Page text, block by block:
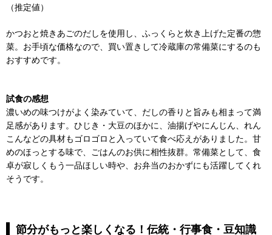
（推定値）
かつおと焼きあごのだしを使用し、ふっくらと炊き上げた定番の惣
菜。お手頃な価格なので、買い置きして冷蔵庫の常備菜にするのも
おすすめです。
試食の感想
濃いめの味つけがよく染みていて、だしの香りと旨みも相まって満
足感があります。ひじき・大豆のほかに、油揚げやにんじん、れん
こんなどの具材もゴロゴロと入っていて食べ応えがありました。甘
めのほっとする味で、ごはんのお供に相性抜群。常備菜として、食
卓が寂しくもう一品ほしい時や、お弁当のおかずにも活躍してくれ
そうです。
節分がもっと楽しくなる！伝統・行事食・豆知識